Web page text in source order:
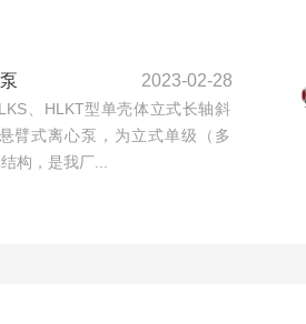
2023-02-28
、HLKT型单壳体立式长轴斜
臂式离心泵，为立式单级（多
构，是我厂...